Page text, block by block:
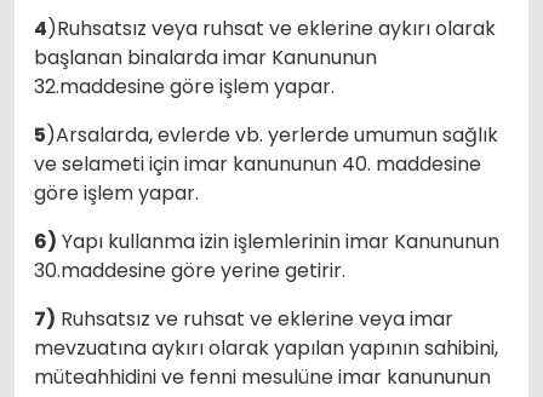
4)Ruhsatsız veya ruhsat ve eklerine aykırı olarak
başlanan binalarda imar Kanununun
32.maddesine göre işlem yapar.
5)Arsalarda, evlerde vb. yerlerde umumun sağlık
ve selameti için imar kanununun 40. maddesine
göre işlem yapar.
6) Yapı kullanma izin işlemlerinin imar Kanununun
30.maddesine göre yerine getirir.
7) Ruhsatsız ve ruhsat ve eklerine veya imar
mevzuatına aykırı olarak yapılan yapının sahibini,
müteahhidini ve fenni mesulüne imar kanununun